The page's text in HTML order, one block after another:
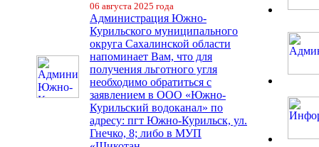
06 августа 2025 года
Администрация Южно-
Курильского муниципального
округа Сахалинской области
напоминает Вам, что для
получения льготного угля
необходимо обратиться с
заявлением в ООО «Южно-
Курильский водоканал» по
адресу: пгт Южно-Курильск, ул.
Гнечко, 8; либо в МУП